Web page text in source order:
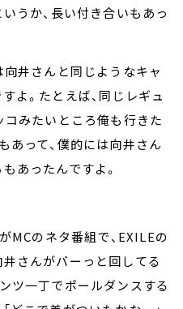
うか、長い付き合いもあっ
向井さんと同じようなキャ
よ。たとえば、同じレギュ
コみたいところ俺も行きた
あって、僕的には向井さん
あったんですよ。
MCのネタ番組で、EXILEの
さんがバーっと回してる
ツ一丁でポールダンスする